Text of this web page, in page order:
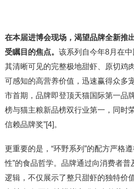
在本届进博会现场，渴望品牌全新推
受瞩目的焦点。 该系列自今年8月在
其清晰可见的完整极地甜虾、原切鸡
可感知的高营养价值，迅速赢得众多
市首期，品牌即登顶天猫国际第一品
榜与猫主粮新品榜双行业第一，同时
信赖品牌奖”[4]。
更重要的是，“环野系列”的配方严格
性”的食品哲学。品牌通过向消费者
逻辑，不仅展示了整只甜虾的独特价